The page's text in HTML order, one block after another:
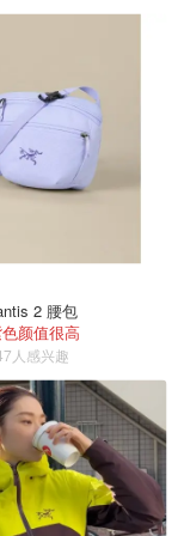
- 新春舞狮，
仕礼包，免费
4.3w 6
末就去这些景
充电吧！
2 腰包
颜值很高
人感兴趣